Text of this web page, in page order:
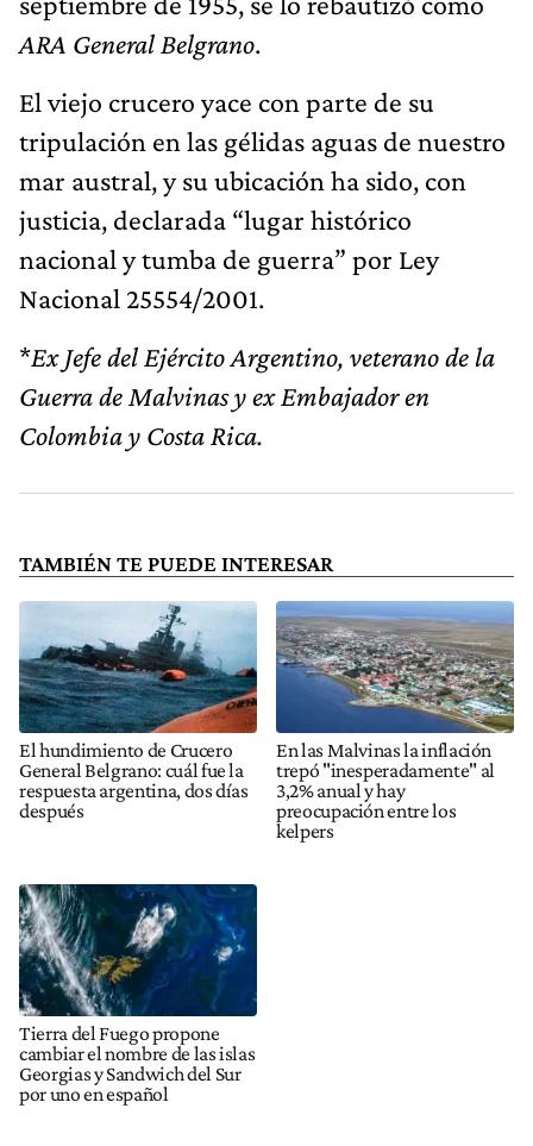
ARA General Belgrano.
El viejo crucero yace con parte de su
tripulación en las gélidas aguas de nuestro
mar austral, y su ubicación ha sido, con
justicia, declarada “lugar histórico
nacional y tumba de guerra” por Ley
Nacional 25554/2001.
*Ex Jefe del Ejército Argentino, veterano de la
Guerra de Malvinas y ex Embajador en
Colombia y Costa Rica.
TAMBIÉN TE PUEDE INTERESAR
El hundimiento de Crucero
General Belgrano: cuál fue la
respuesta argentina, dos días
después
En las Malvinas la inflación
trepó "inesperadamente" al
3,2% anual y hay
preocupación entre los
kelpers
Tierra del Fuego propone
cambiar el nombre de las islas
Georgias y Sandwich del Sur
por uno en español